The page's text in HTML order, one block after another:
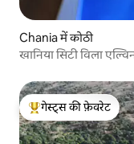
Chania में कोठी
खानिया सिटी विला
गेस्ट्स का टॉप फ़ेवरेट
गेस्ट्स की फ़ेवरेट